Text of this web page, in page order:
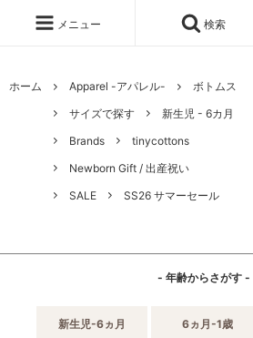
メニュー 検索
ホーム Apparel -アパレル-
ボトムス
サイズで探す
新生児 - 6カ月
Brands
tinycottons
Newborn Gift / 出産祝い
SALE
SS26 サマーセール
- 年齢からさがす -
新生児-6ヵ月 6ヵ月-1歳